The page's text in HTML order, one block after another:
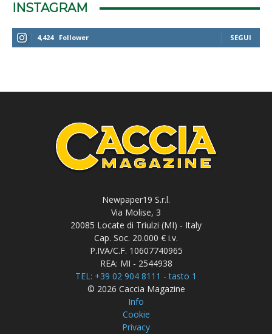
INSTAGRAM
4,424 Follower SEGUI
Newpaper19 S.r.l.
Via Molise, 3
20085 Locate di Triulzi (MI) - Italy
Cap. Soc. 20.000 € i.v.
P.IVA/C.F. 10607740965
REA: MI - 2544938
TEL: +39 02 904 8111 - tasto 1
© 2026 Caccia Magazine
Info
Cookie
Privacy